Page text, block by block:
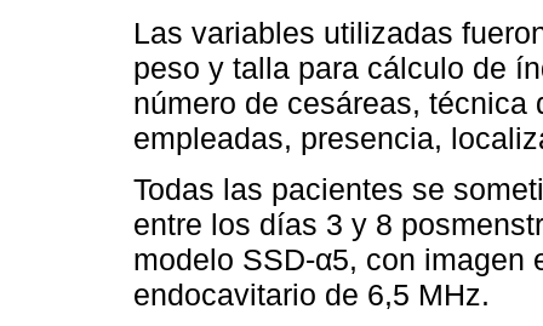
Las variables utilizadas
peso y talla para cálculo de
número de cesáreas, técnica
empleadas, presencia,
Todas las pacientes se
entre los días 3 y 8
modelo SSD-α5, con imagen
endocavitario de 6,5 MHz.